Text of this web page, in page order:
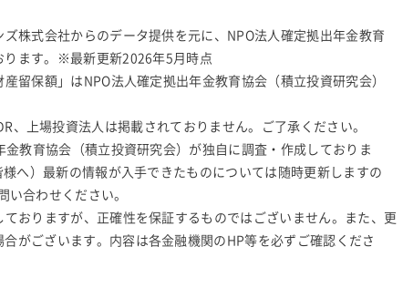
株式会社からのデータ提供を元に、NPO法人確定拠出年金教育
ります。※最新更新2026年5月時点
留保額」はNPO法人確定拠出年金教育協会（積立投資研究会）
、上場投資法人は掲載されておりません。ご了承ください。
金教育協会（積立投資研究会）が独自に調査・作成しておりま
へ）最新の情報が入手できたものについては随時更新しますの
い合わせください。
おりますが、正確性を保証するものではございません。また、更
がございます。内容は各金融機関のHP等を必ずご確認くださ